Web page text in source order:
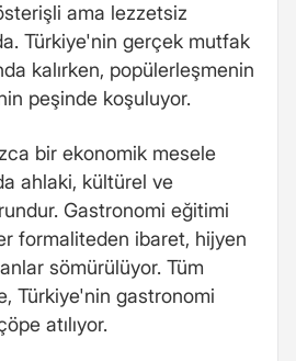
ama lezzetsiz
Türkiye'nin gerçek mutfak
kalırken, popülerleşmenin
peşinde koşuluyor.
bir ekonomik mesele
ahlaki, kültürel ve
Gastronomi eğitimi
formaliteden ibaret, hijyen
sömürülüyor. Tüm
Türkiye'nin gastronomi
atılıyor.